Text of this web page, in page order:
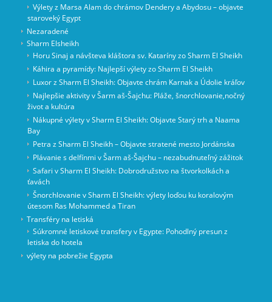
Výlety z Marsa Alam do chrámov Dendery a Abydosu – objavte
staroveký Egypt
Nezaradené
Sharm Elsheikh
Horu Sinaj a návšteva kláštora sv. Kataríny zo Sharm El Sheikh
Káhira a pyramídy: Najlepší výlety zo Sharm El Sheikh
Luxor z Sharm El Sheikh: Objavte chrám Karnak a Údolie kráľov
Najlepšie aktivity v Šarm aš-Šajchu: Pláže, šnorchlovanie,nočný
život a kultúra
Nákupné výlety v Sharm El Sheikh: Objavte Starý trh a Naama
Bay
Petra z Sharm El Sheikh – Objavte stratené mesto Jordánska
Plávanie s delfínmi v Šarm aš-Šajchu – nezabudnuteľný zážitok
Safari v Sharm El Sheikh: Dobrodružstvo na štvorkolkách a
ťavách
Šnorchlovanie v Sharm El Sheikh: výlety loďou ku koralovým
útesom Ras Mohammed a Tiran
Transféry na letiská
Súkromné letiskové transfery v Egypte: Pohodlný presun z
letiska do hotela
výlety na pobrežie Egypta